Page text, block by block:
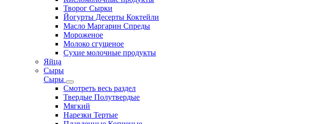
Творог Сырки
Йогурты Десерты Коктейли
Масло Маргарин Спреды
Мороженое
Молоко сгущеное
Сухие молочные продукты
Яйца
Сыры
Сыры
Смотреть весь раздел
Твердые Полутвердые
Мягкий
Нарезки Тертые